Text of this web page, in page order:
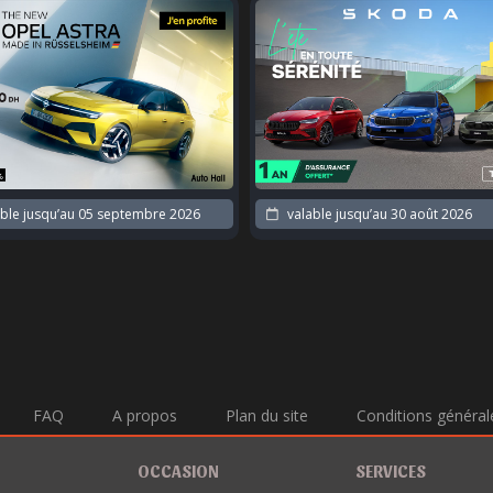
jusqu’au 05 septembre 2026 valable jusqu’au 30 août 2026
FAQ A propos Plan du site Conditions
OCCASION SERVICES